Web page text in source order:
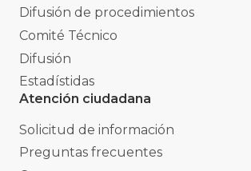
Difusión de procedimientos
Comité Técnico
Difusión
Estadístidas
Atención ciudadana
Solicitud de información
Preguntas frecuentes